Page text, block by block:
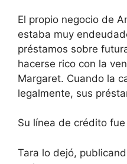
El propio negocio de
estaba muy
préstamos sobre
hacerse rico con la
Margaret. Cuando la
legalmente, sus
Su línea de crédito
Tara lo dejó,